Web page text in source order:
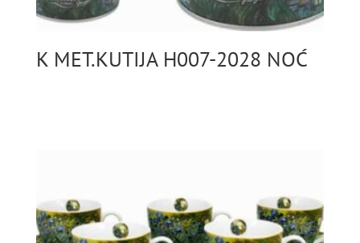
K MET.KUTIJA H007-2028 NOĆ